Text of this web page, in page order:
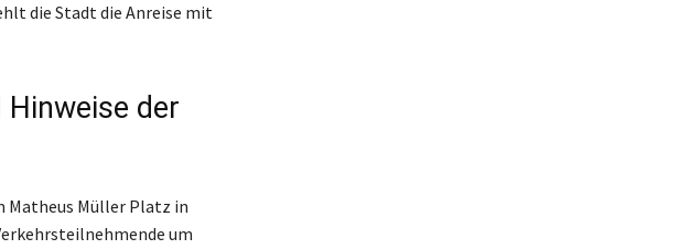
die Stadt die Anreise mit
der
Matheus Müller Platz in
um